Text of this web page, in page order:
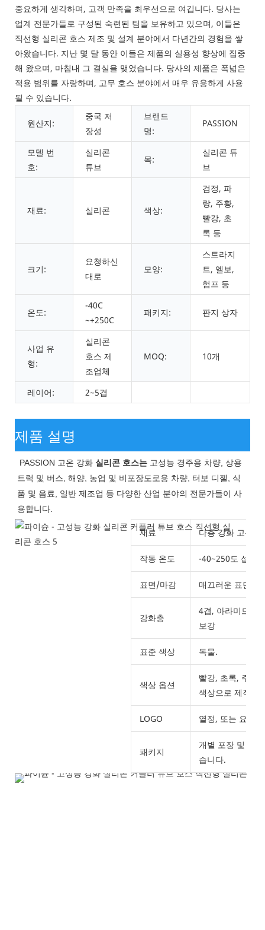
중요하게 생각하며, 고객 만족을 최우선으로 여깁니다. 당사는
업계 전문가들로 구성된 숙련된 팀을 보유하고 있으며, 이들은
직선형 실리콘 호스 제조 및 설계 분야에서 다년간의 경험을 쌓
아왔습니다. 지난 몇 달 동안 이들은 제품의 실용성 향상에 집중
해 왔으며, 마침내 그 결실을 맺었습니다. 당사의 제품은 폭넓은
적용 범위를 자랑하며, 고무 호스 분야에서 매우 유용하게 사용
될 수 있습니다.
원산지:
중국 저
장성
브랜드
명:
PASSION
모델 번
호:
실리콘
튜브
목:
실리콘 튜
브
재료: 실리콘 색상:
검정, 파
랑, 주황,
빨강, 초
록 등
크기:
요청하신
대로
모양:
스트라지
트, 엘보,
험프 등
온도:
-40C
~+250C
패키지: 판지 상자
사업 유
형:
실리콘
호스 제
조업체
MOQ: 10개
레이어: 2~5겹
제품 설명
PASSION 고온 강화 실리콘 호스는 고성능 경주용 차량, 상용
트럭 및 버스, 해양, 농업 및 비포장도로용 차량, 터보 디젤, 식
품 및 음료, 일반 제조업 등 다양한 산업 분야의 전문가들이 사
용합니다.
재료 다층 강화 고온
작동 온도 -40~250도 섭씨
표면/마감 매끄러운 표면 또
강화층
4겹, 아라미드(노
보강
표준 색상 독물.
색상 옵션
빨강, 초록, 주황
색상으로 제작 가
LOGO 열정, 또는 요청
패키지
개별 포장 및 상
습니다.